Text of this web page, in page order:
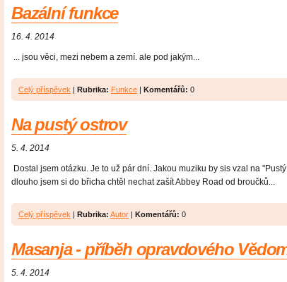
Bazální funkce
16. 4. 2014
... jsou věci, mezi nebem a zemí. ale pod jakým...
Celý příspěvek | Rubrika: Funkce | Komentářů: 0
Na pustý ostrov
5. 4. 2014
Dostal jsem otázku. Je to už pár dní. Jakou muziku by sis vzal na
dlouho jsem si do břicha chtěl nechat zašít Abbey Road od broučků...
Celý příspěvek | Rubrika: Autor | Komentářů: 0
Masanja - příběh opravdového
5. 4. 2014